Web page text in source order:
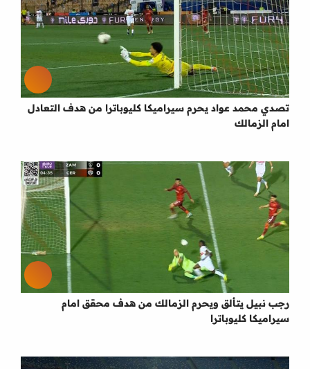
تصدي محمد عواد يحرم سيراميكا كليوباترا من هدف التعادل
امام الزمالك
رجب نبيل يتألق ويحرم الزمالك من هدف محقق امام
سيراميكا كليوباترا